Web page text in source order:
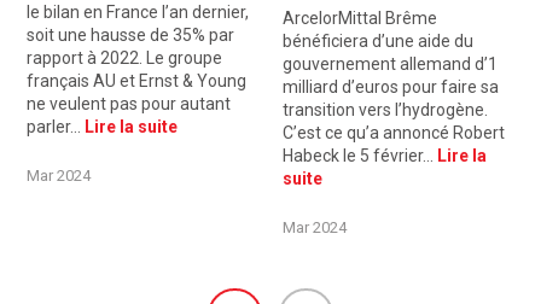
le bilan en France l’an dernier,
soit une hausse de 35% par
rapport à 2022. Le groupe
français AU et Ernst & Young
ne veulent pas pour autant
parler…
Lire la suite
Mar 2024
ArcelorMittal Brême
bénéficiera d’une aide du
gouvernement allemand d’1
milliard d’euros pour faire sa
transition vers l’hydrogène.
C’est ce qu’a annoncé Robert
Habeck le 5 février…
Lire la
suite
Mar 2024